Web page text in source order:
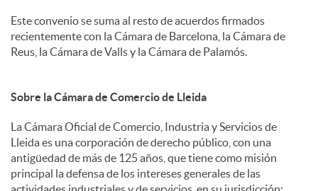
Este convenio se suma al resto de acuerdos firmados
recientemente con la Cámara de Barcelona, la Cámara de
Reus, la Cámara de Valls y la Cámara de Palamós.
Sobre la Cámara de Comercio de Lleida
La Cámara Oficial de Comercio, Industria y Servicios de
Lleida es una corporación de derecho público, con una
antigüedad de más de 125 años, que tiene como misión
principal la defensa de los intereses generales de las